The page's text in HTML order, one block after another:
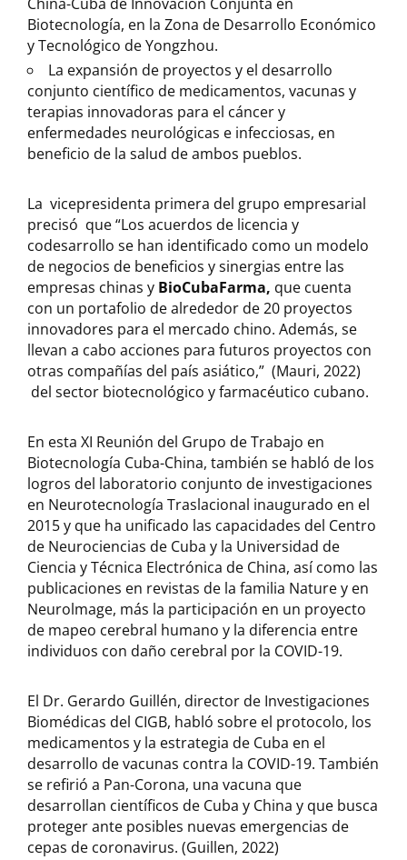
Biotecnología, en la Zona de Desarrollo Económico
y Tecnológico de Yongzhou.
La expansión de proyectos y el desarrollo
conjunto científico de medicamentos, vacunas y
terapias innovadoras para el cáncer y
enfermedades neurológicas e infecciosas, en
beneficio de la salud de ambos pueblos.
La vicepresidenta primera del grupo empresarial
precisó que “Los acuerdos de licencia y
codesarrollo se han identificado como un modelo
de negocios de beneficios y sinergias entre las
empresas chinas y BioCubaFarma, que cuenta
con un portafolio de alrededor de 20 proyectos
innovadores para el mercado chino. Además, se
llevan a cabo acciones para futuros proyectos con
otras compañías del país asiático,” (Mauri, 2022)
del sector biotecnológico y farmacéutico cubano.
En esta XI Reunión del Grupo de Trabajo en
Biotecnología Cuba-China, también se habló de los
logros del laboratorio conjunto de investigaciones
en Neurotecnología Traslacional inaugurado en el
2015 y que ha unificado las capacidades del Centro
de Neurociencias de Cuba y la Universidad de
Ciencia y Técnica Electrónica de China, así como las
publicaciones en revistas de la familia Nature y en
Neurolmage, más la participación en un proyecto
de mapeo cerebral humano y la diferencia entre
individuos con daño cerebral por la COVID-19.
El Dr. Gerardo Guillén, director de Investigaciones
Biomédicas del CIGB, habló sobre el protocolo, los
medicamentos y la estrategia de Cuba en el
desarrollo de vacunas contra la COVID-19. También
se refirió a Pan-Corona, una vacuna que
desarrollan científicos de Cuba y China y que busca
proteger ante posibles nuevas emergencias de
cepas de coronavirus. (Guillen, 2022)